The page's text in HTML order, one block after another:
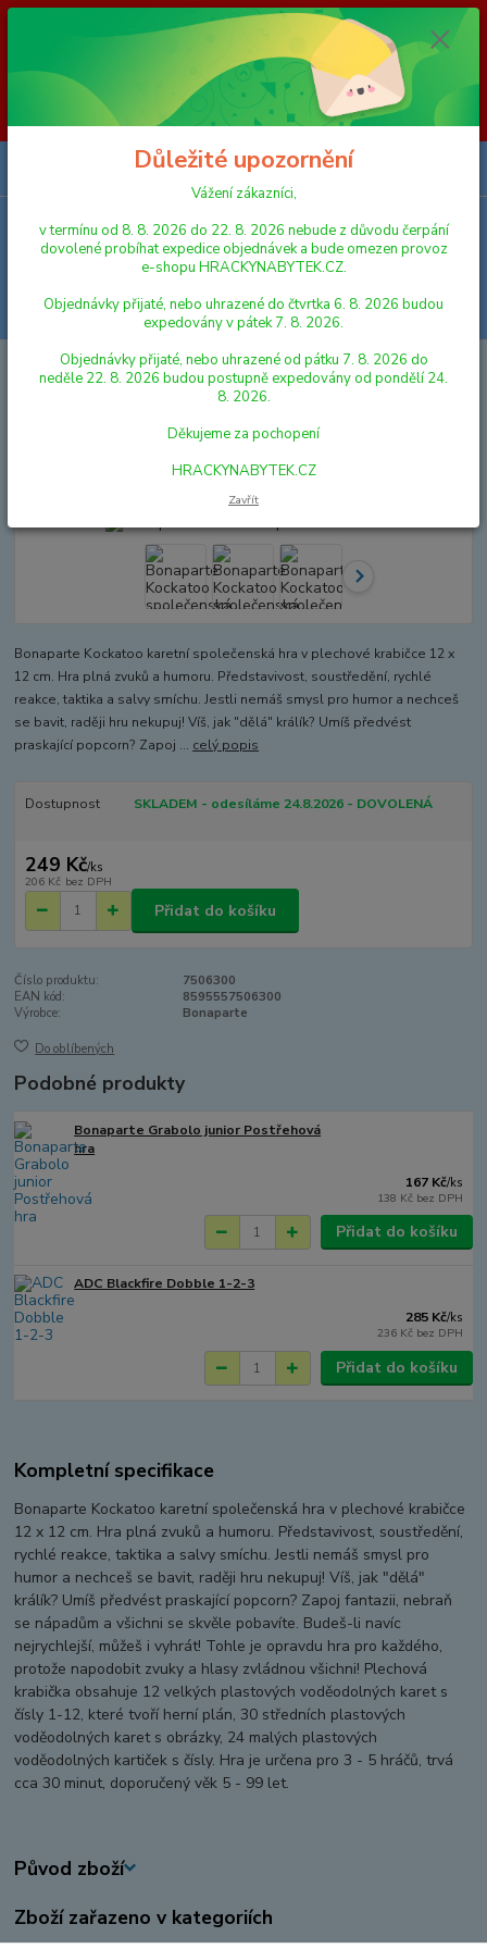
Vážení zákazníci, v termínu od 8. 8. 2026 do 23. 8. 2026 nebude z
důvodu čerpání dovolené probíhat expedice objednávek a bude omezen
provoz e-shopu HRACKYNABYTEK.CZ. Objednávky přijaté, nebo
uhrazené do čtvrtka 6. 8. 2026 budou expedovány v pátek 7. 8. 2026.
Objednávky přijaté, nebo uhrazené od pátku 7. 8. 2026 do neděle 23. 8.
2026 budou postupně expedovány od pondělí 24. 8. 2026. Děkujeme za
pochopení HRACKYNABYTEK.CZ
Menu
Hledat
HRY A HLAVOLAMY STOLNÍ HRY
Bonaparte Kockatoo
společenská hra
Bonaparte Kockatoo společenská
Bonaparte Kockatoo karetní společenská hra v plechové krabičce 12 x
12 cm. Hra plná zvuků a humoru. Představivost, soustředění, rychlé
reakce, taktika a salvy smíchu. Jestli nemáš smysl pro humor a nechceš
se bavit, raději hru nekupuj! Víš, jak "dělá" králík? Umíš předvést
praskající popcorn? Zapoj ... celý popis
Dostupnost SKLADEM - odesíláme 24.8.2026 - DOVOLENÁ
249 Kč/ks
206 Kč bez DPH
Přidat do košíku
Číslo produktu:
7506300
EAN kód:
8595557506300
Výrobce:
Bonaparte
Do oblíbených
Podobné produkty
Bonaparte Grabolo junior Postřehová
hra
167 Kč/ks
138 Kč bez DPH
Přidat do košíku
ADC Blackfire Dobble 1-2-3
285 Kč/ks
236 Kč bez DPH
Přidat do košíku
Kompletní specifikace
Bonaparte Kockatoo karetní společenská hra v plechové krabičce
12 x 12 cm. Hra plná zvuků a humoru. Představivost, soustředění,
rychlé reakce, taktika a salvy smíchu. Jestli nemáš smysl pro
humor a nechceš se bavit, raději hru nekupuj! Víš, jak "dělá"
králík? Umíš předvést praskající popcorn? Zapoj fantazii, nebraň
se nápadům a všichni se skvěle pobavíte. Budeš-li navíc
nejrychlejší, můžeš i vyhrát! Tohle je opravdu hra pro každého,
protože napodobit zvuky a hlasy zvládnou všichni! Plechová
krabička obsahuje 12 velkých plastových voděodolných karet s
čísly 1-12, které tvoří herní plán, 30 středních plastových
voděodolných karet s obrázky, 24 malých plastových
voděodolných kartiček s čísly. Hra je určena pro 3 - 5 hráčů, trvá
cca 30 minut, doporučený věk 5 - 99 let.
Původ zboží
Zboží zařazeno v kategoriích
Důležité upozornění
Vážení zákazníci,
v termínu od 8. 8. 2026 do 22. 8. 2026 nebude z důvodu čerpání
dovolené probíhat expedice objednávek a bude omezen provoz
e-shopu HRACKYNABYTEK.CZ.
Objednávky přijaté, nebo uhrazené do čtvrtka 6. 8. 2026 budou
expedovány v pátek 7. 8. 2026.
Objednávky přijaté, nebo uhrazené od pátku 7. 8. 2026 do
neděle 22. 8. 2026 budou postupně expedovány od pondělí 24.
8. 2026.
Děkujeme za pochopení
HRACKYNABYTEK.CZ
Zavřít